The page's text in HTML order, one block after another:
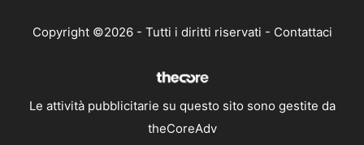
Copyright ©2026 - Tutti i diritti riservati - Contattaci
Le attività pubblicitarie su questo sito sono gestite da
theCoreAdv